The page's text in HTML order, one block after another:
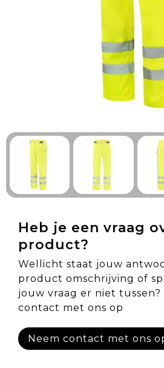
Technologie & Gadgets
Outdoor & Vrije tijd
Pennen & Schrijfwaren
Tassen & Reizen
Gezondheid & Welzijn
Eten & Drinken
Heb je een vraag
product?
Wellicht staat jouw
product omschrijving of
jouw vraag er niet tussen?
contact met ons op
Neem contact met ons